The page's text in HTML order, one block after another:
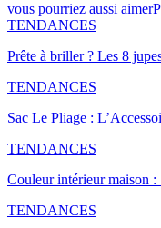
vous pourriez aussi aimer
TENDANCES
Prête à briller ? Les 8
TENDANCES
Sac Le Pliage :
TENDANCES
Couleur intérieur maison
TENDANCES